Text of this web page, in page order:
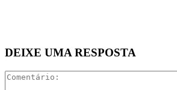
DEIXE UMA RESPOSTA